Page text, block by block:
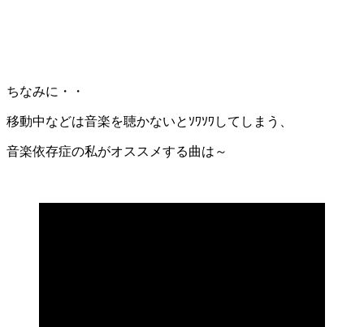
ちなみに・・
移動中などは音楽を聴かないとｿﾜｿﾜしてしまう、
音楽依存症の私がオススメする曲は～